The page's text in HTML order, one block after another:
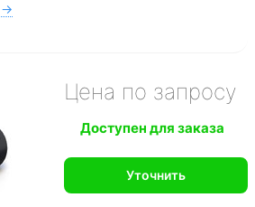
→
Цена по запросу
Доступен для заказа
Уточнить